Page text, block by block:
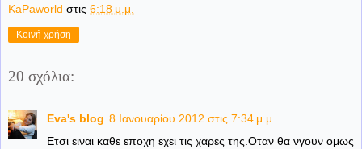
KaPaworld στις 6:18 μ.μ.
Κοινή χρήση
20 σχόλια:
Eva's blog 8 Ιανουαρίου 2012 στις 7:34 μ.μ.
Ετσι ειναι καθε εποχη εχει τις χαρες της.Οταν θα νγουν ομως